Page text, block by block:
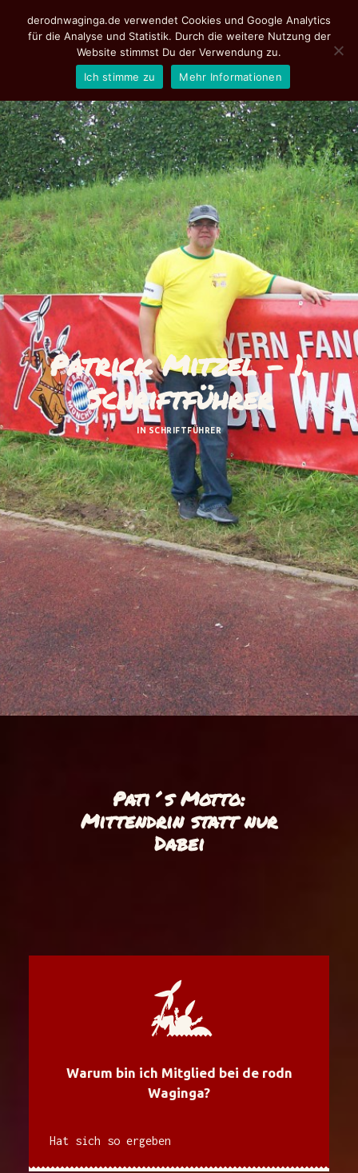
Aktuelles
Programm
Tickets
Fotoalbum
de rodn Waginga
Suche
Patrick Mitzel - 1.
Schriftführer
IN SCHRIFTFÜHRER
Pati´s Motto:
Mittendrin statt nur
Dabei
Warum bin ich Mitglied bei de rodn
Waginga?
Hat sich so ergeben
derodnwaginga.de verwendet Cookies und Google Analytics
für die Analyse und Statistik. Durch die weitere Nutzung der
Website stimmst Du der Verwendung zu.
Ich stimme zu
Mehr Informationen